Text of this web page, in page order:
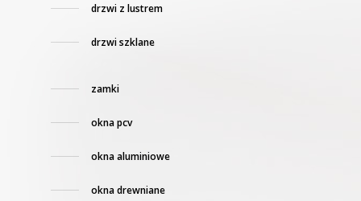
drzwi z lustrem
drzwi szklane
zamki
okna pcv
okna aluminiowe
okna drewniane